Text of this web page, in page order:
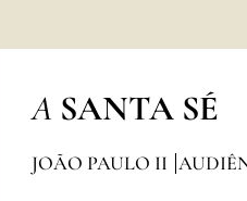
A SANTA SÉ
JOÃO PAULO II